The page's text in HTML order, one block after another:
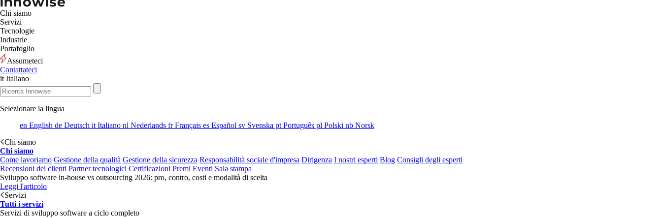
Chi siamo
Servizi
Tecnologie
Industrie
Portafoglio
Assumeteci
Contattateci
it Italiano
Selezionare la lingua
en English de Deutsch it Italiano nl Nederlands frFrançais es Español sv Svenska pt Português pl Polski nb Norsk
Chi siamo
Chi siamo
Come lavoriamo Gestione della qualità Gestione della sicurezza Responsabilità sociale d'impresa Dirigenza I nostri esperti Blog Consigli degli esperti
Recensioni dei clienti Partner tecnologici Certificazioni Premi Eventi Sala stampa
Sviluppo software in-house vs outsourcing 2026: pro, contro, costi e modalità di scelta
Leggi l'articolo
Servizi
Tutti i servizi
Servizi di sviluppo software a ciclo completo